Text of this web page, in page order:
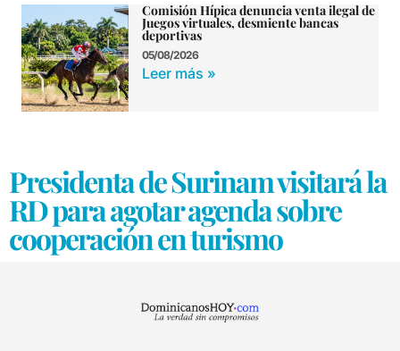
Comisión Hípica denuncia venta ilegal de
Juegos virtuales, desmiente bancas
deportivas
05/08/2026
Leer más »
Presidenta de Surinam visitará la
RD para agotar agenda sobre
cooperación en turismo